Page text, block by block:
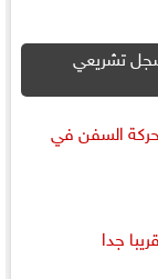
سجل تشريعي
حركة السفن في
جدا